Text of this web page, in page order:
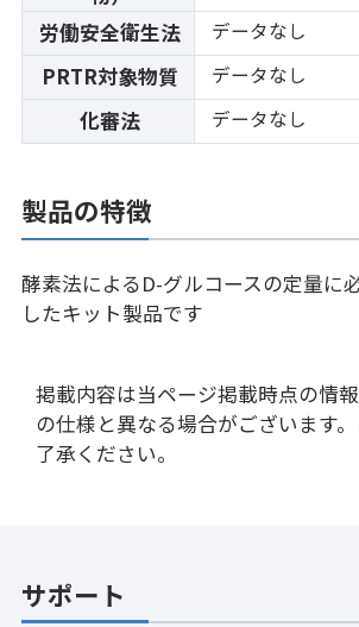
労働安全衛生法
データなし
PRTR対象物質 データなし
化審法 データなし
製品の特徴
酵素法によるD-グルコースの定量に
したキット製品です
掲載内容は当ページ掲載時点の情
の仕様と異なる場合がございます
了承ください。
サポート